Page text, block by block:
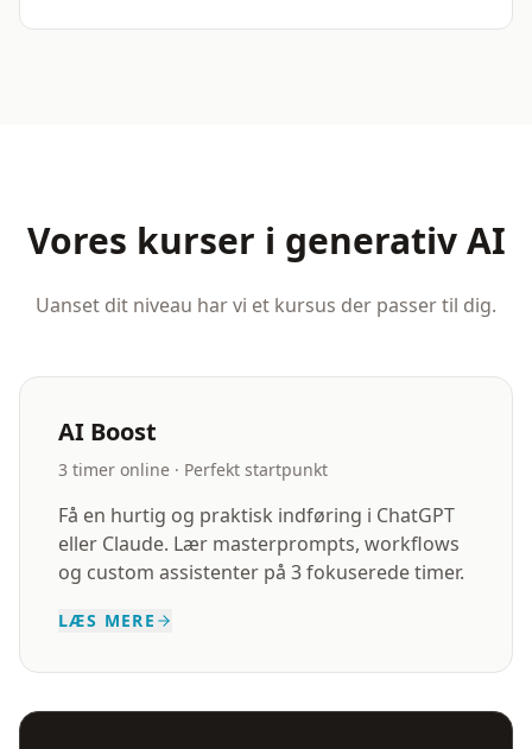
Vores kurser i generativ AI
Uanset dit niveau har vi et kursus der passer til dig.
AI Boost
3 timer online · Perfekt startpunkt
Få en hurtig og praktisk indføring i ChatGPT
eller Claude. Lær masterprompts, workflows
og custom assistenter på 3 fokuserede timer.
LÆS MERE